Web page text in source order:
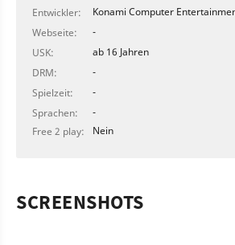
Entwickler:
Konami Computer
Webseite:
-
USK:
ab 16 Jahren
DRM:
-
Spielzeit:
-
Sprachen:
-
Free 2 play:
Nein
SCREENSHOTS